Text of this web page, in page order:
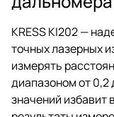
KRESS KI202 —
точных лазерных
измерять
диапазоном от 0,2
значений избавит